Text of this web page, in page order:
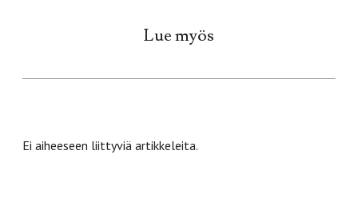
Lue myös
Ei aiheeseen liittyviä artikkeleita.